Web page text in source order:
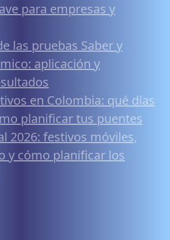
para empresas y
las pruebas Saber y
aplicación y
en Colombia: qué días
planificar tus puentes
2026: festivos móviles,
y cómo planificar los